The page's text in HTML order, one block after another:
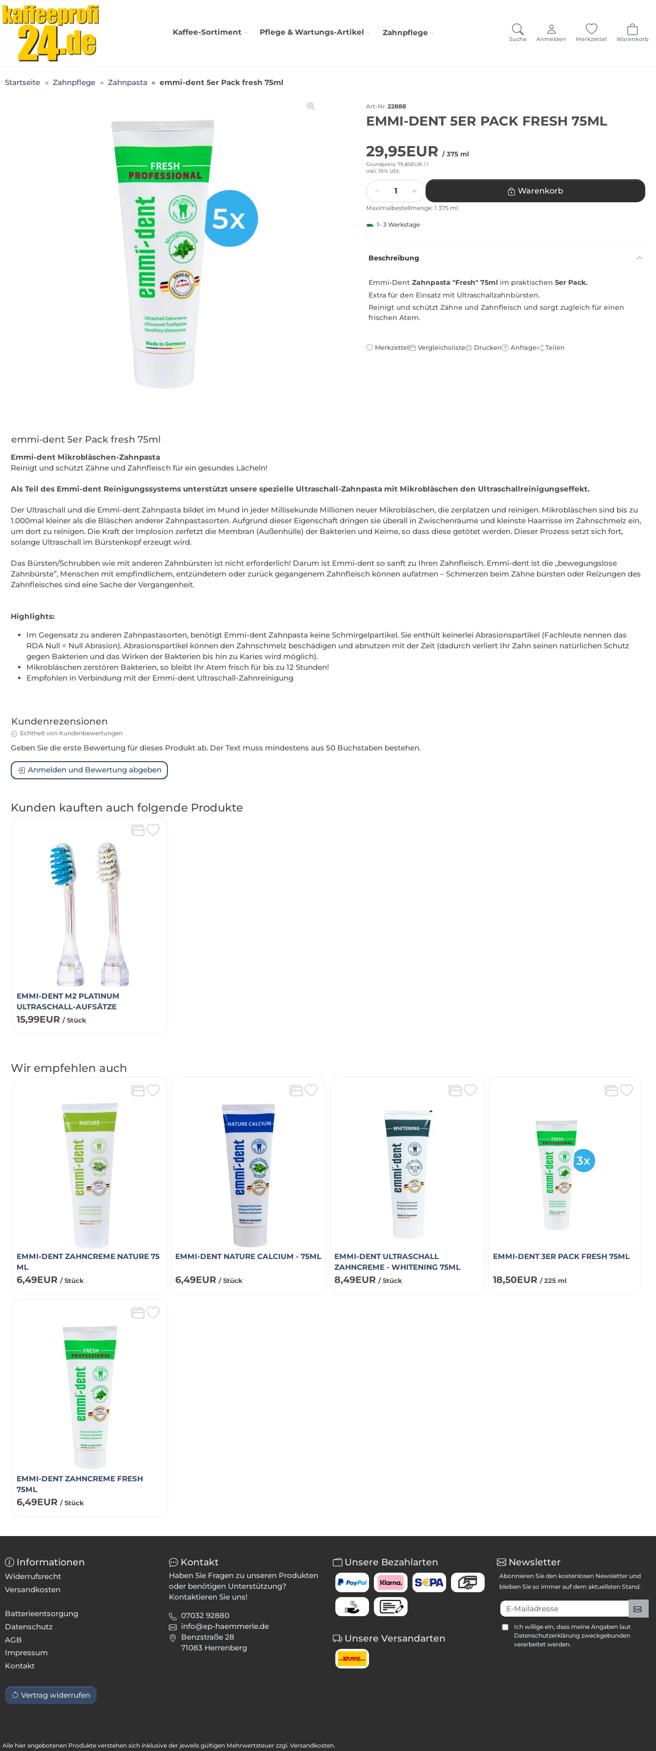
Kaffeeprofi24.de
Kaffee-Sortiment Pflege & Wartungs-Artikel Zahnpflege
Suche Anmelden Merkzettel Warenkorb
Startseite Zahnpflege Zahnpasta emmi-dent 5er Pack fresh 75ml
Art-Nr. 22888
EMMI-DENT 5ER PACK FRESH 75ML
29,95EUR / 375 ml
Grundpreis: 79,85EUR / l
inkl. 19% USt.
Menge
Warenkorb
Maximalbestellmenge: 1 375 ml
1- 3 Werkstage
Beschreibung
Emmi-Dent Zahnpasta "Fresh" 75ml im praktischen 5er Pack.
Extra für den Einsatz mit Ultraschallzahnbürsten.
Reinigt und schützt Zähne und Zahnfleisch und sorgt zugleich für einen
frischen Atem.
Merkzettel Vergleichsliste Drucken Anfrage Teilen
emmi-dent 5er Pack fresh 75ml
Emmi-dent Mikrobläschen-Zahnpasta
Reinigt und schützt Zähne und Zahnfleisch für ein gesundes Lächeln!
Als Teil des Emmi-dent Reinigungssystems unterstützt unsere spezielle Ultraschall-Zahnpasta mit Mikrobläschen den Ultraschallreinigungseffekt.
Der Ultraschall und die Emmi-dent Zahnpasta bildet im Mund in jeder Millisekunde Millionen neuer Mikrobläschen, die zerplatzen und reinigen. Mikrobläschen sind bis zu
1.000mal kleiner als die Bläschen anderer Zahnpastasorten. Aufgrund dieser Eigenschaft dringen sie überall in Zwischenräume und kleinste Haarrisse im Zahnschmelz ein,
um dort zu reinigen. Die Kraft der Implosion zerfetzt die Membran (Außenhülle) der Bakterien und Keime, so dass diese getötet werden. Dieser Prozess setzt sich fort,
solange Ultraschall im Bürstenkopf erzeugt wird.
Das Bürsten/Schrubben wie mit anderen Zahnbürsten ist nicht erforderlich! Darum ist Emmi-dent so sanft zu Ihren Zahnfleisch. Emmi-dent ist die „bewegungslose
Zahnbürste”, Menschen mit empfindlichem, entzündetem oder zurück gegangenem Zahnfleisch können aufatmen – Schmerzen beim Zähne bürsten oder Reizungen des
Zahnfleisches sind eine Sache der Vergangenheit.
Highlights:
Im Gegensatz zu anderen Zahnpastasorten, benötigt Emmi-dent Zahnpasta keine Schmirgelpartikel. Sie enthült keinerlei Abrasionspartikel (Fachleute nennen das
RDA Null = Null Abrasion). Abrasionspartikel können den Zahnschmelz beschädigen und abnutzen mit der Zeit (dadurch verliert Ihr Zahn seinen natürlichen Schutz
gegen Bakterien und das Wirken der Bakterien bis hin zu Karies wird möglich).
Mikrobläschen zerstören Bakterien, so bleibt Ihr Atem frisch für bis zu 12 Stunden!
Empfohlen in Verbindung mit der Emmi-dent Ultraschall-Zahnreinigung
Kundenrezensionen
Echtheit von Kundenbewertungen
Geben Sie die erste Bewertung für dieses Produkt ab. Der Text muss mindestens aus 50 Buchstaben bestehen.
Anmelden und Bewertung abgeben
Kunden kauften auch folgende Produkte
EMMI-DENT M2 PLATINUM
ULTRASCHALL-AUFSÄTZE
15,99EUR/ Stück
Wir empfehlen auch
EMMI-DENT ZAHNCREME NATURE 75
ML
6,49EUR/ Stück
EMMI-DENT NATURE CALCIUM - 75ML
6,49EUR/ Stück
EMMI-DENT ULTRASCHALL
ZAHNCREME - WHITENING 75ML
8,49EUR / Stück
EMMI-DENT 3ER PACK FRESH 75ML
18,50EUR / 225 ml
EMMI-DENT ZAHNCREME FRESH
75ML
6,49EUR/ Stück
Informationen
Widerrufsrecht
Versandkosten
Batterieentsorgung
Datenschutz
AGB
Impressum
Kontakt
Vertrag widerrufen
Kontakt
Haben Sie Fragen zu unseren Produkten
oder benötigen Unterstützung?
Kontaktieren Sie uns!
07032 92880
info@ep-haemmerle.de
Benzstraße 28
71083 Herrenberg
Unsere Bezahlarten
Unsere Versandarten
Newsletter
Abonnieren Sie den kostenlosen Newsletter und
bleiben Sie so immer auf dem aktuellsten Stand.
E-Mailadresse
Ich willige ein, dass meine Angaben laut
Datenschutzerklärung zweckgebunden
verarbeitet werden.
Alle hier angebotenen Produkte verstehen sich inklusive der jeweils gültigen Mehrwertsteuer zzgl. Versandkosten.